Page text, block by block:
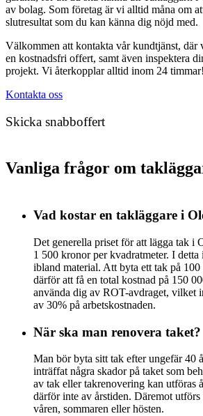
av bolag. Som företag är vi alltid måna om
slutresultat som du kan känna dig nöjd med.
Välkommen att kontakta vår kundtjänst, där
en kostnadsfri offert, samt även inspektera
projekt. Vi återkopplar alltid inom 24 timmar!
Kontakta oss
Skicka snabboffert
Vanliga frågor om
Vad kostar en takläggare i
Det generella priset för att lägga tak i
1 500 kronor per kvadratmeter. I detta
ibland material. Att byta ett tak på
därför att få en total kostnad på 150
använda dig av ROT-avdraget, vilket
av 30% på arbetskostnaden.
När ska man renovera taket?
Man bör byta sitt tak efter ungefär 40
inträffat några skador på taket som
av tak eller takrenovering kan utföras
därför inte av årstiden. Däremot utförs
våren, sommaren eller hösten.